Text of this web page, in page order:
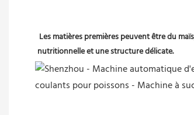
Les matières premières peuvent être du
nutritionnelle et une structure délicate.